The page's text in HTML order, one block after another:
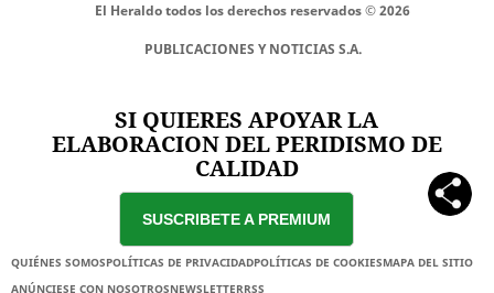
El Heraldo todos los derechos reservados ©2026
PUBLICACIONES Y NOTICIAS S.A.
SI QUIERES APOYAR LA
ELABORACION DEL PERIDISMO DE
CALIDAD
SUSCRIBETE A PREMIUM
QUIÉNES SOMOSPOLÍTICAS DE PRIVACIDADPOLÍTICAS DE COOKIESMAPA DEL SITIO
ANÚNCIESE CON NOSOTROSNEWSLETTERRSS